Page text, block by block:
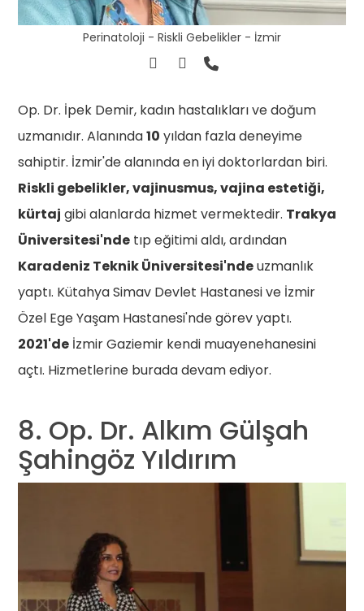
Perinatoloji - Riskli Gebelikler - İzmir
Op. Dr. İpek Demir, kadın hastalıkları ve doğum
uzmanıdır. Alanında10 yıldan fazla deneyime
sahiptir. İzmir'de alanında en iyi doktorlardan biri.
Riskli gebelikler, vajinusmus, vajina estetiği,
kürtaj gibi alanlarda hizmet vermektedir. Trakya
Üniversitesi'nde tıp eğitimi aldı, ardından
Karadeniz Teknik Üniversitesi'ndeuzmanlık
yaptı. Kütahya Simav Devlet Hastanesi ve İzmir
Özel Ege Yaşam Hastanesi'nde görev yaptı.
2021'de İzmir Gaziemir kendi muayenehanesini
açtı. Hizmetlerine burada devam ediyor.
8. Op. Dr. Alkım Gülşah
Şahingöz Yıldırım